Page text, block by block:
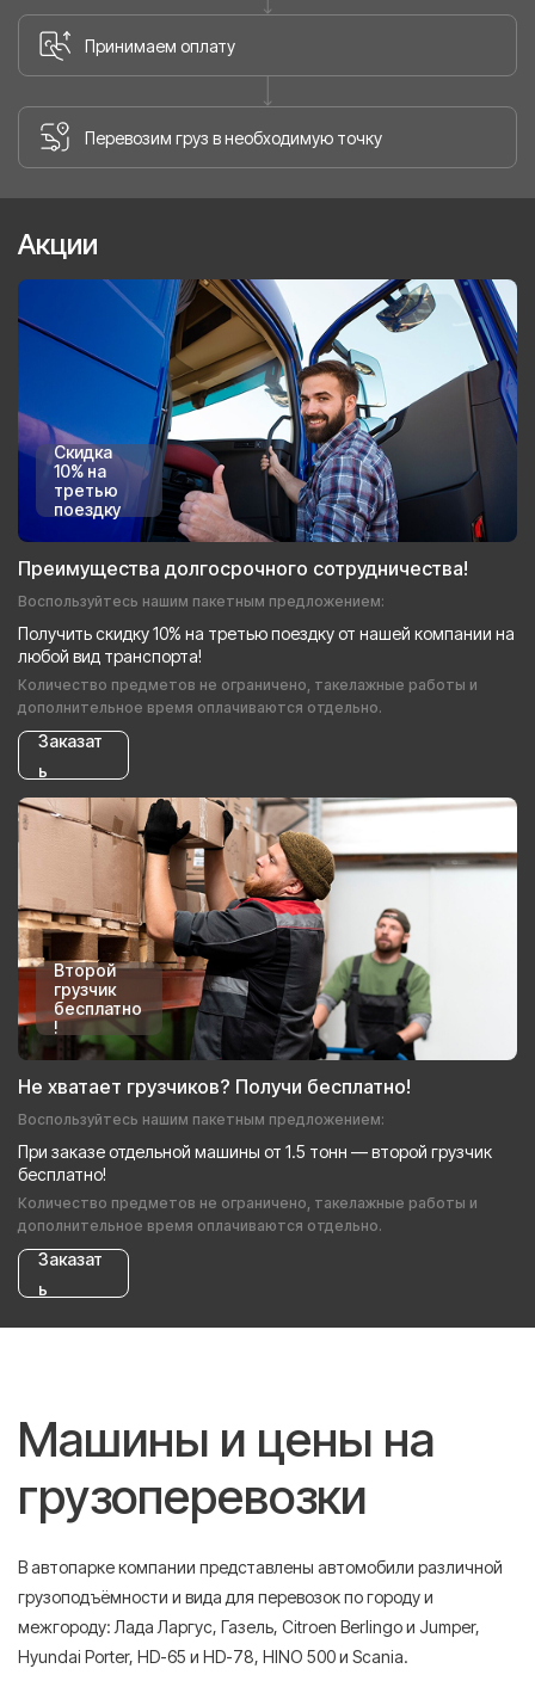
Принимаем оплату
Перевозим груз в необходимую точку
Акции
Скидка
10% на
третью
поездку
Преимущества долгосрочного сотрудничества!
Воспользуйтесь нашим пакетным предложением:
Получить скидку 10% на третью поездку от нашей компании на
любой вид транспорта!
Количество предметов не ограничено, такелажные работы и
дополнительное время оплачиваются отдельно.
Заказат
ь
Второй
грузчик
бесплатно
!
Не хватает грузчиков? Получи бесплатно!
Воспользуйтесь нашим пакетным предложением:
При заказе отдельной машины от 1.5 тонн — второй грузчик
бесплатно!
Количество предметов не ограничено, такелажные работы и
дополнительное время оплачиваются отдельно.
Заказат
ь
Машины и цены на
грузоперевозки
В автопарке компании представлены автомобили различной
грузоподъёмности и вида для перевозок по городу и
межгороду: Лада Ларгус, Газель, Citroen Berlingo и Jumper,
Hyundai Porter, HD-65 и HD-78, HINO 500 и Scania.